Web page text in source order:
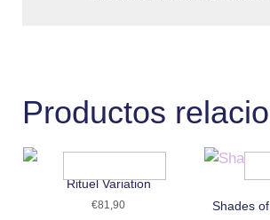
Productos
Rituel Variation
€81,90 Shades